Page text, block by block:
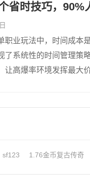
省时技巧，90%
业玩法中，时间成本
了系统性的时间管理策
让高爆率环境发挥最大
sf123 1.76金币复古传奇